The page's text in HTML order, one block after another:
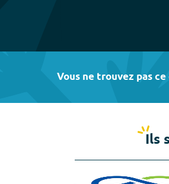
Vous ne trouvez pas
Ils